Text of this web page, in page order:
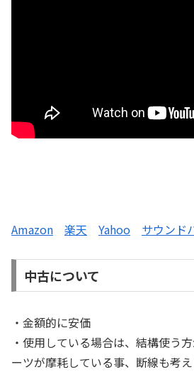
Amazon 楽天 Yahoo サウンド
中古について
・金額的に安価
・使用している場合は、結構使う
ーツが摩耗している事、断線も考